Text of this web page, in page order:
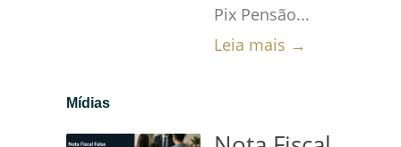
Pix Pensão...
Leia mais →
Mídias